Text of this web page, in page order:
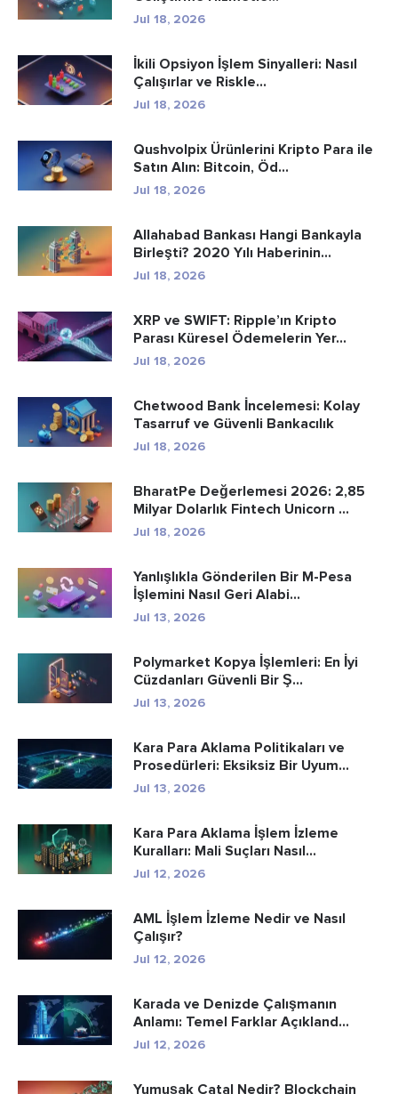
Jul 18, 2026
İkili Opsiyon İşlem Sinyalleri: Nasıl
Çalışırlar ve Riskle...
Jul 18, 2026
Qushvolpix Ürünlerini Kripto Para ile
Satın Alın: Bitcoin, Öd...
Jul 18, 2026
Allahabad Bankası Hangi Bankayla
Birleşti? 2020 Yılı Haberinin...
Jul 18, 2026
XRP ve SWIFT: Ripple’ın Kripto
Parası Küresel Ödemelerin Yer...
Jul 18, 2026
Chetwood Bank İncelemesi: Kolay
Tasarruf ve Güvenli Bankacılık
Jul 18, 2026
BharatPe Değerlemesi 2026: 2,85
Milyar Dolarlık Fintech Unicorn ...
Jul 18, 2026
Yanlışlıkla Gönderilen Bir M-Pesa
İşlemini Nasıl Geri Alabi...
Jul 13, 2026
Polymarket Kopya İşlemleri: En İyi
Cüzdanları Güvenli Bir Ş...
Jul 13, 2026
Kara Para Aklama Politikaları ve
Prosedürleri: Eksiksiz Bir Uyum...
Jul 13, 2026
Kara Para Aklama İşlem İzleme
Kuralları: Mali Suçları Nasıl...
Jul 12, 2026
AML İşlem İzleme Nedir ve Nasıl
Çalışır?
Jul 12, 2026
Karada ve Denizde Çalışmanın
Anlamı: Temel Farklar Açıkland...
Jul 12, 2026
Yumuşak Çatal Nedir? Blockchain